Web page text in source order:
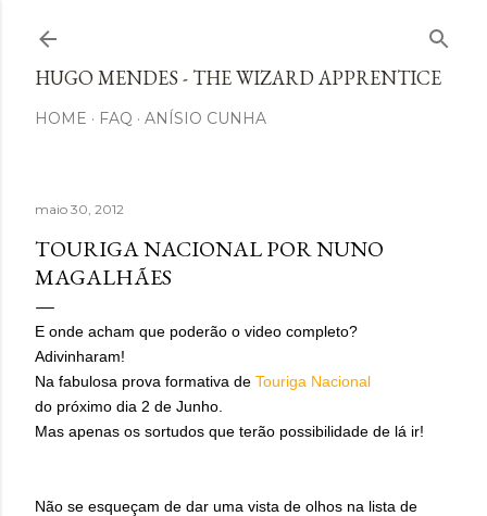
HUGO MENDES - THE WIZARD APPRENTICE
HOME FAQ ANÍSIO CUNHA
maio 30, 2012
TOURIGA NACIONAL POR NUNO
MAGALHÃES
E onde acham que poderão o video completo?
Adivinharam!
Na fabulosa prova formativa de Touriga Nacional
do próximo dia 2 de Junho.
Mas apenas os sortudos que terão possibilidade de lá ir!
Não se esqueçam de dar uma vista de olhos na lista de